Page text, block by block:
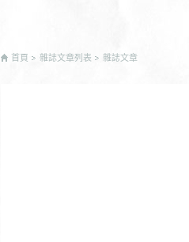
首頁 雜誌文章列表 雜誌文章